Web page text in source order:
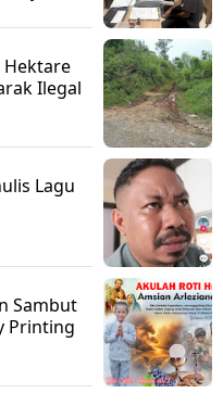
Hektare
Ilegal
Lagu
Sambut
Printing